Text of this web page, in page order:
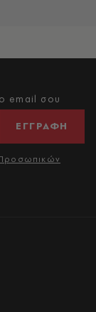
email σου
ΕΓΓΡΑΦΗ
Προσωπικών